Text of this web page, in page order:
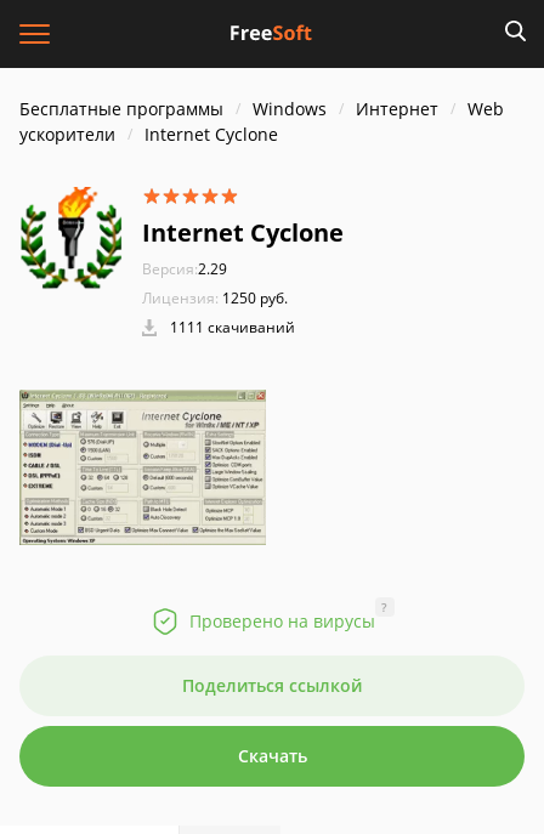
Бесплатные программы Windows Интернет
Web
ускорители
Internet Cyclone
Internet Cyclone
Версия:2.29
Лицензия: 1250 руб.
1111 скачиваний
Проверено на вирусы
?
Поделиться ссылкой
Скачать